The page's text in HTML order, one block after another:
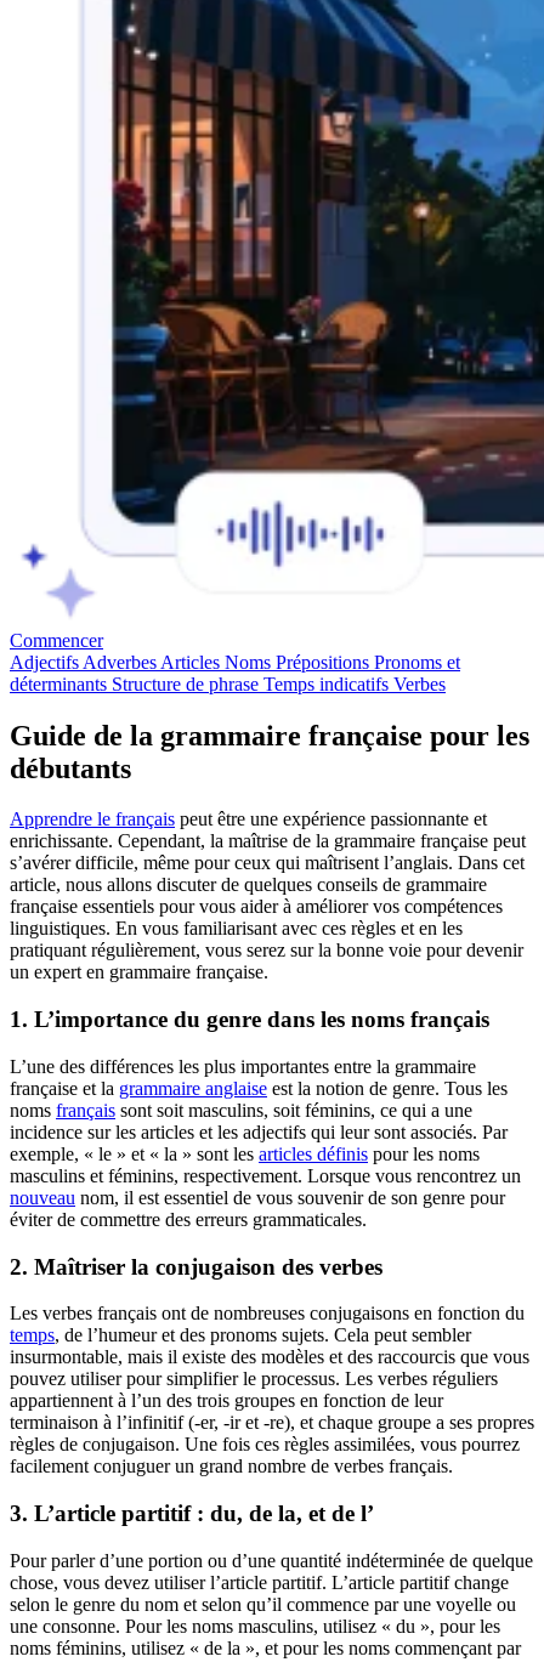
Commencer
Adjectifs Adverbes Articles Noms Prépositions Pronoms et
déterminants Structure de phrase Temps indicatifs Verbes
Guide de la grammaire française pour les
débutants
Apprendre le français peut être une expérience passionnante et
enrichissante. Cependant, la maîtrise de la grammaire française peut
s’avérer difficile, même pour ceux qui maîtrisent l’anglais. Dans cet
article, nous allons discuter de quelques conseils de grammaire
française essentiels pour vous aider à améliorer vos compétences
linguistiques. En vous familiarisant avec ces règles et en les
pratiquant régulièrement, vous serez sur la bonne voie pour devenir
un expert en grammaire française.
1. L’importance du genre dans les noms français
L’une des différences les plus importantes entre la grammaire
française et la grammaire anglaise est la notion de genre. Tous les
noms français sont soit masculins, soit féminins, ce qui a une
incidence sur les articles et les adjectifs qui leur sont associés. Par
exemple, « le » et « la » sont les articles définis pour les noms
masculins et féminins, respectivement. Lorsque vous rencontrez un
nouveau nom, il est essentiel de vous souvenir de son genre pour
éviter de commettre des erreurs grammaticales.
2. Maîtriser la conjugaison des verbes
Les verbes français ont de nombreuses conjugaisons en fonction du
temps, de l’humeur et des pronoms sujets. Cela peut sembler
insurmontable, mais il existe des modèles et des raccourcis que vous
pouvez utiliser pour simplifier le processus. Les verbes réguliers
appartiennent à l’un des trois groupes en fonction de leur
terminaison à l’infinitif (-er, -ir et -re), et chaque groupe a ses propres
règles de conjugaison. Une fois ces règles assimilées, vous pourrez
facilement conjuguer un grand nombre de verbes français.
3. L’article partitif : du, de la, et de l’
Pour parler d’une portion ou d’une quantité indéterminée de quelque
chose, vous devez utiliser l’article partitif. L’article partitif change
selon le genre du nom et selon qu’il commence par une voyelle ou
une consonne. Pour les noms masculins, utilisez « du », pour les
noms féminins, utilisez « de la », et pour les noms commençant par